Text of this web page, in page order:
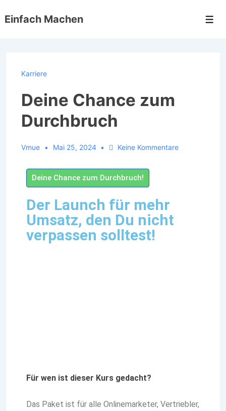
Einfach Machen
Karriere
Deine Chance zum
Durchbruch
Vmue Mai 25, 2024 Keine Kommentare
Deine Chance zum Durchbruch!
Der Launch für mehr
Umsatz, den Du nicht
verpassen solltest!
Für wen ist dieser Kurs gedacht?
Das Paket ist für alle Onlinemarketer, Vertriebler,